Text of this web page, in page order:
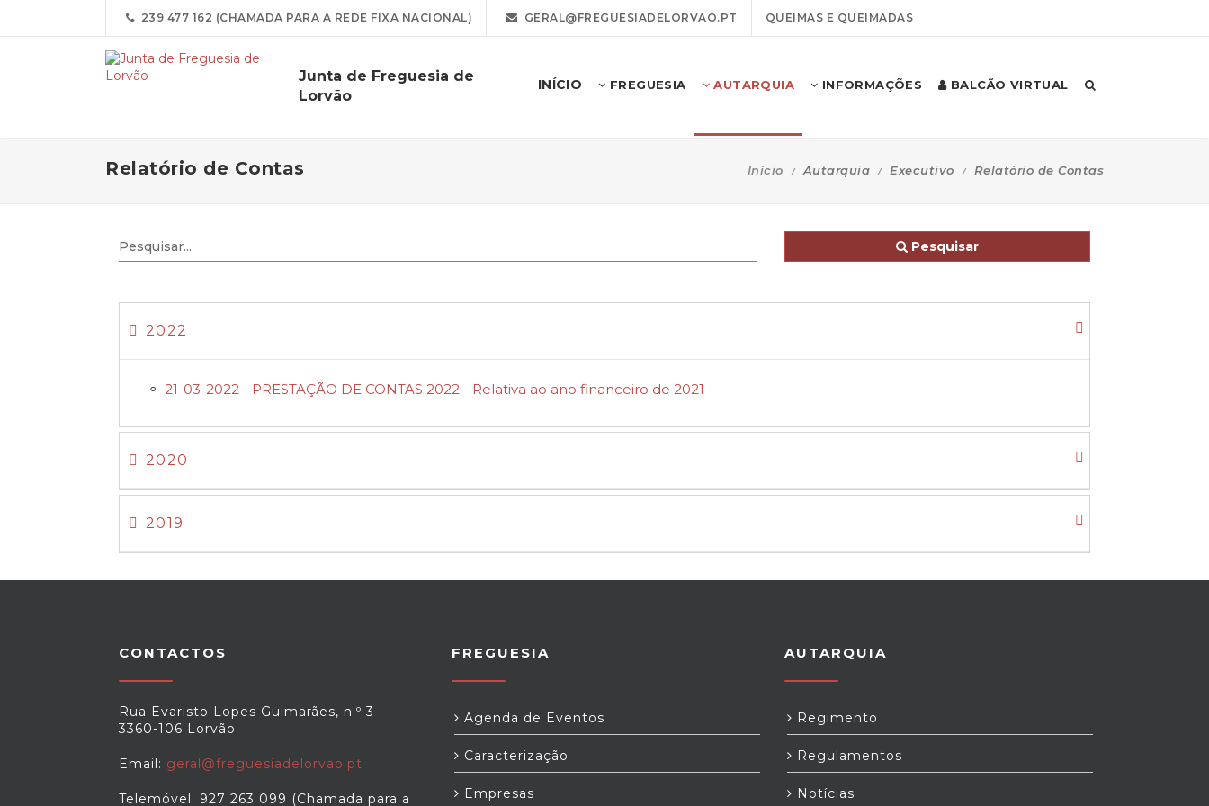
239 477 162 (CHAMADA PARA A REDE FIXA NACIONAL) GERAL@FREGUESIADELORVAO.PT QUEIMAS E QUEIMADAS
Junta de Freguesia de
Lorvão
INÍCIO FREGUESIA AUTARQUIA INFORMAÇÕES BALCÃO VIRTUAL
Relatório de Contas Início Autarquia Executivo Relatório de Contas
Pesquisar
2022
21-03-2022 - PRESTAÇÃO DE CONTAS 2022 - Relativa ao ano financeiro de 2021
2020
2019
CONTACTOS
Rua Evaristo Lopes Guimarães, n.º 3
3360-106 Lorvão
Email: geral@freguesiadelorvao.pt
Telemóvel: 927 263 099 (Chamada para a
FREGUESIA
Agenda de Eventos
Caracterização
Empresas
AUTARQUIA
Regimento
Regulamentos
Notícias